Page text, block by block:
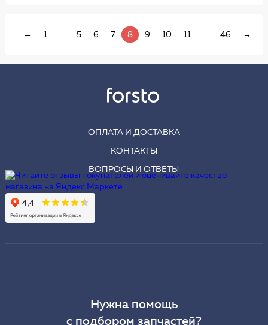
← 1 ... 5 6 7 8 9 10 11 ... 46 →
ОПЛАТА И ДОСТАВКА
КОНТАКТЫ
ВОПРОСЫ И ОТВЕТЫ
Нужна помощь
с подбором запчастей?